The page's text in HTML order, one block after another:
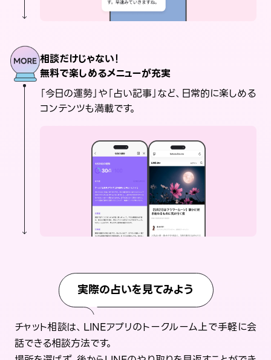
相談だけじゃない！
無料で楽しめるメニューが充実
「今日の運勢」や「占い記事」など、日常的に楽しめる
コンテンツも満載です。
実際の占いを見てみよう
チャット相談は、LINEアプリのトークルーム上で手軽に会
話できる相談方法です。